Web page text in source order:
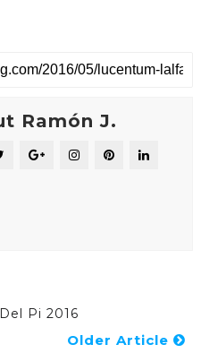
Ramón J.
Pi 2016
Older Article